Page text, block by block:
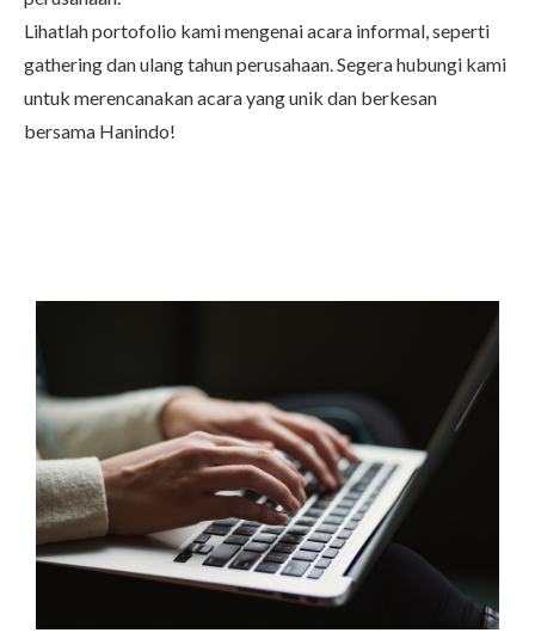
Lihatlah portofolio kami mengenai acara informal, seperti
gathering dan ulang tahun perusahaan. Segera hubungi kami
untuk merencanakan acara yang unik dan berkesan
bersama Hanindo!